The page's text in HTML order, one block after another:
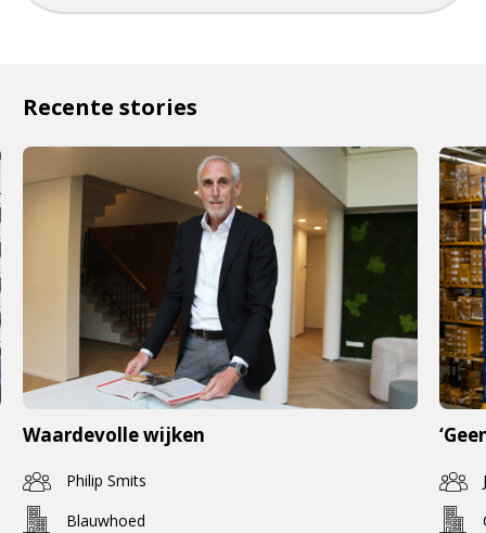
Recente stories
Waardevolle wijken
Philip Smits
Blauwhoed